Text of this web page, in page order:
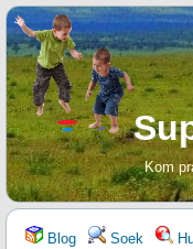
Kom
Blog Soek